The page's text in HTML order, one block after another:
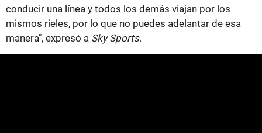
conducir una línea y todos los demás viajan por los
mismos rieles, por lo que no puedes adelantar de esa
manera", expresó a Sky Sports.